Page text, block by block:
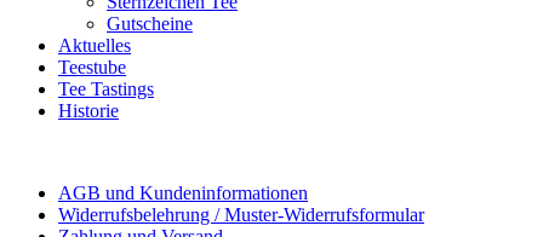
Gutscheine
Aktuelles
Teestube
Tee Tastings
Historie
AGB und Kundeninformationen
Widerrufsbelehrung / Muster-Widerrufsformular